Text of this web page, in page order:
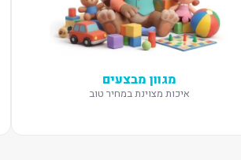
מגוון מבצעים
איכות מצוינת במחיר טוב